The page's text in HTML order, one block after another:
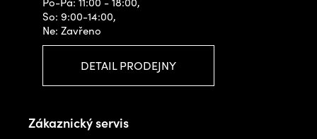
So: 9:00-14:00,
Ne: Zavřeno
DETAIL PRODEJNY
Zákaznický servis